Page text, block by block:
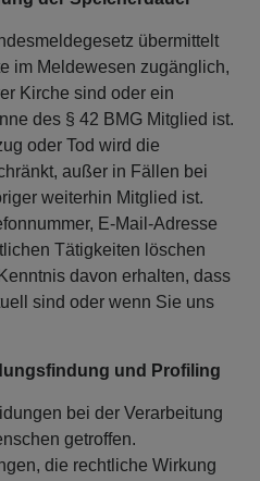
übermittelt
im Meldewesen zugänglich,
Kirche sind oder ein
des § 42 BMG Mitglied ist.
oder Tod wird die
außer in Fällen bei
weiterhin Mitglied ist.
E-Mail-Adresse
Tätigkeiten löschen
davon erhalten, dass
sind oder wenn Sie uns
und Profiling
bei der Verarbeitung
getroffen.
die rechtliche Wirkung